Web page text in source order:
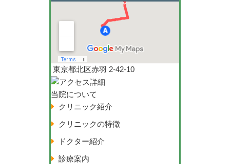
東京都北区赤羽 2-42-10
当院について
クリニック紹介
クリニックの特徴
ドクター紹介
診療案内